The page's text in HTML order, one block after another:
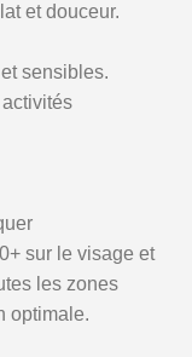
et douceur.
sensibles.
sur le visage et
les zones
optimale.